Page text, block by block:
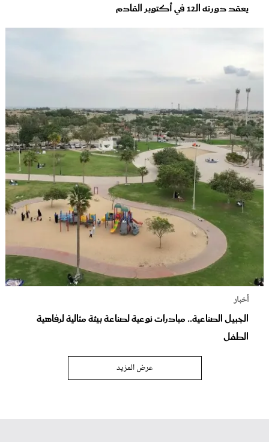
يعقد دورته الـ12 في أكتوبر القادم
أخبار
الجبيل الصناعية.. مبادرات نوعية لصناعة بيئة مثالية لرفاهية
الطفل
عرض المزيد